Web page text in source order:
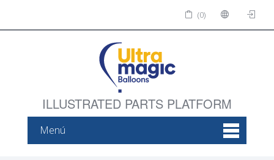
(0)
ILLUSTRATED PARTS PLATFORM
Menú